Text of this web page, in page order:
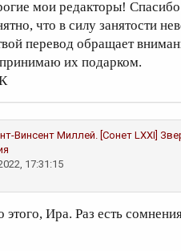
мои редакторы!
что в силу занятости
перевод обращает
их подарком.
Винсент Миллей. [Сонет LXXI]
17:31:15
этого, Ира. Раз есть